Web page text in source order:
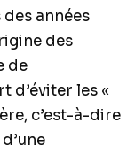
années
des
de
d’éviter les «
c’est-à-dire